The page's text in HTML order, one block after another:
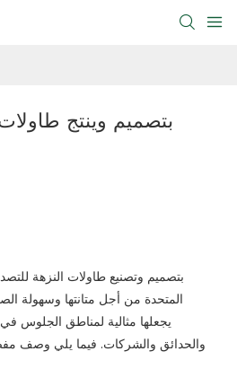
المتحدة من أجل متانتها وسهولة
يجعلها مثالية لمناطق الجلوس
والحدائق والشركات. فيما يلي وصف